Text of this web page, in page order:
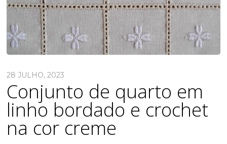
28 JULHO, 2023
Conjunto de quarto em
linho bordado e crochet
na cor creme